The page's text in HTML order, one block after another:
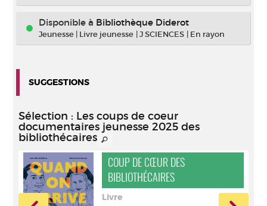
Disponible à Bibliothèque Diderot
Jeunesse | Livre jeunesse |J SCIENCES | En rayon
SUGGESTIONS
Sélection : Les coups de coeur
documentaires jeunesse 2025 des
bibliothécaires
COUP DE CŒUR DES
BIBLIOTHÉCAIRES
Livre